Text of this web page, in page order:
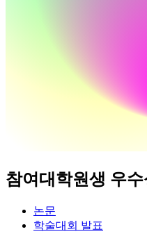
참여대학원생 우
논문
학술대회 발표